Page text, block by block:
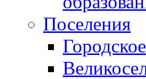
Поселения